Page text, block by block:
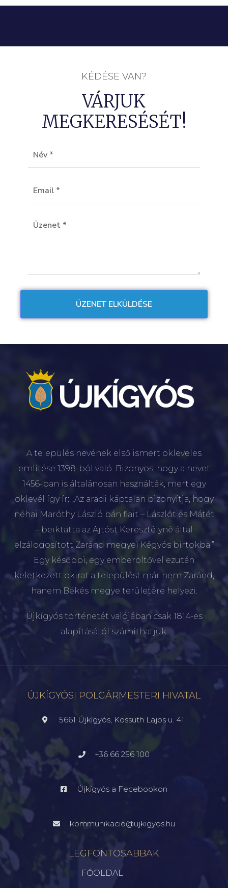
KÉDÉSE VAN?
VÁRJUK
MEGKERESÉSÉT!
A település nevének első ismert okleveles
említése 1398-ból való. Bizonyos, hogy a nevet
1456-ban is általánosan használták, mert egy
oklevél így ír: „Az aradi káptalan bizonyítja, hogy
néhai Maróthy László bán fiait – Lászlót és Mátét
– beiktatta az Ajtóst Keresztélyné által
elzálogosított Zaránd megyei Kégyós birtokba.”
Egy későbbi, egy emberöltővel ezután
keletkezett okirat a települést már nem Zaránd,
hanem Békés megye területére helyezi.
Újkígyós történetét valójában csak 1814-es
alapításától számíthatjuk.
ÚJKÍGYÓSI POLGÁRMESTERI HIVATAL
5661 Újkígyós, Kossuth Lajos u. 41.
+36 66 256 100
Újkígyós a Fecebookon
kommunikacio@ujkigyos.hu
LEGFONTOSABBAK
FŐOLDAL